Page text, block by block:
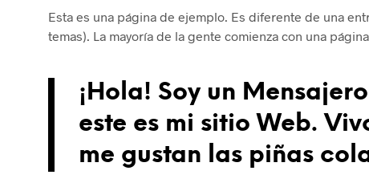
Esta es una página de ejemplo. Es diferente de una
temas). La mayoría de la gente comienza con una
¡Hola! Soy un
este es mi sitio Web.
me gustan las piñas